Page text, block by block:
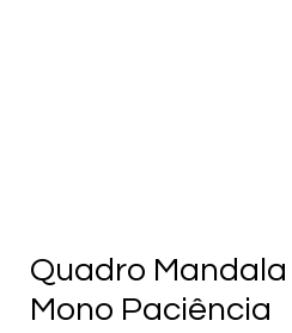
Quadro Mandala
Mono Paciência